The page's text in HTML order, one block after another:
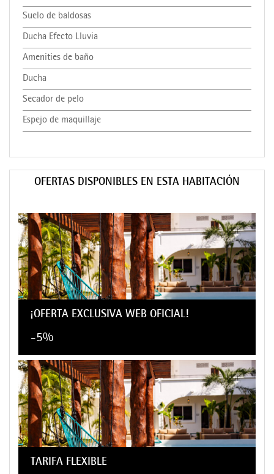
Suelo de baldosas
Ducha Efecto Lluvia
Amenities de baño
Ducha
Secador de pelo
Espejo de maquillaje
OFERTAS DISPONIBLES EN ESTA HABITACIÓN
¡OFERTA EXCLUSIVA WEB OFICIAL!
-5%
TARIFA FLEXIBLE